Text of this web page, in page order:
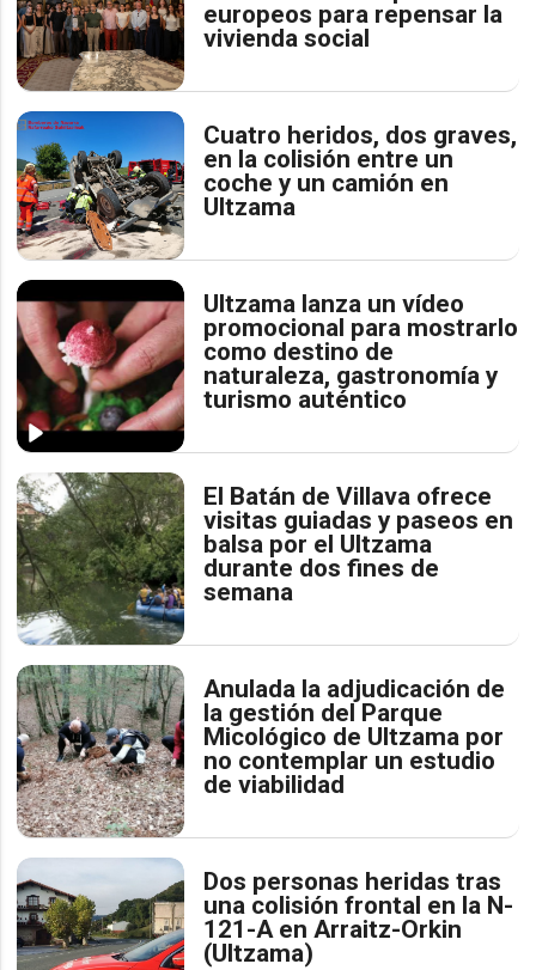
europeos para repensar la
vivienda social
Cuatro heridos, dos graves,
en la colisión entre un
coche y un camión en
Ultzama
Ultzama lanza un vídeo
promocional para mostrarlo
como destino de
naturaleza, gastronomía y
turismo auténtico
El Batán de Villava ofrece
visitas guiadas y paseos en
balsa por el Ultzama
durante dos fines de
semana
Anulada la adjudicación de
la gestión del Parque
Micológico de Ultzama por
no contemplar un estudio
de viabilidad
Dos personas heridas tras
una colisión frontal en la N-
121-A en Arraitz-Orkin
(Ultzama)